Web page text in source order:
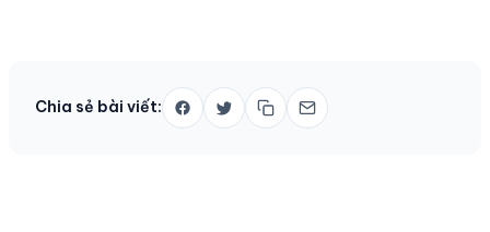
Chia sẻ bài viết: